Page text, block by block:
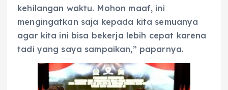
kehilangan waktu. Mohon maaf, ini
mengingatkan saja kepada kita semuanya
agar kita ini bisa bekerja lebih cepat karena
tadi yang saya sampaikan,” paparnya.